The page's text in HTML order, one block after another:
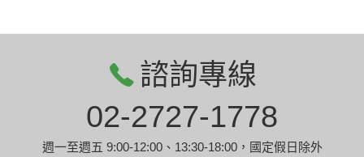
諮詢專線
02-2727-1778
週一至週五 9:00-12:00、13:30-18:00，國定假日除外